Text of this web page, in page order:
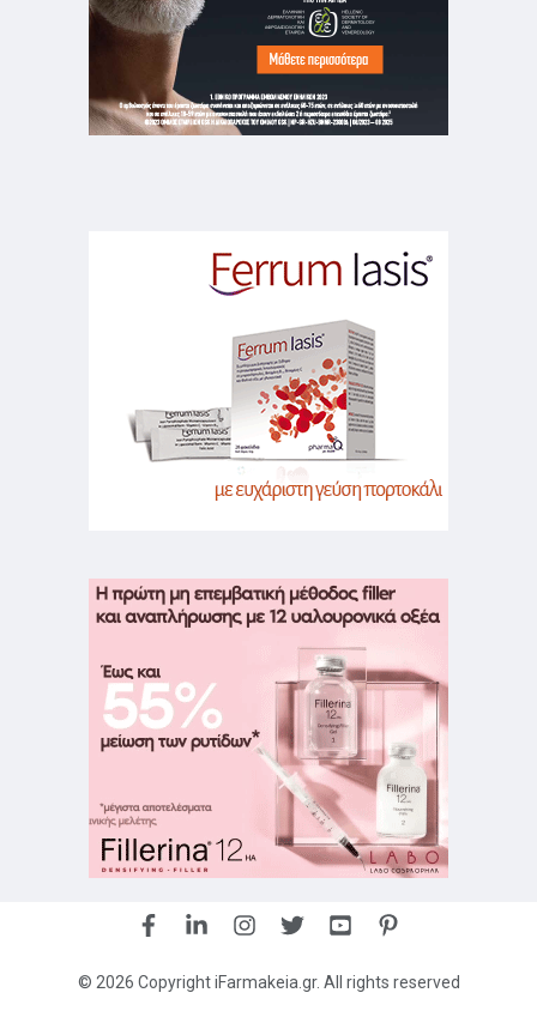
© 2026 Copyright iFarmakeia.gr. All rights reserved